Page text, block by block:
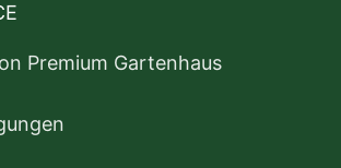
Premium Gartenhaus